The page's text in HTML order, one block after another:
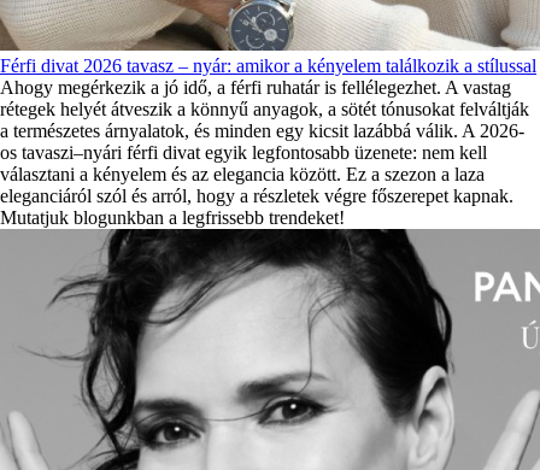
Férfi divat 2026 tavasz – nyár: amikor a kényelem találkozik a stílussal
Ahogy megérkezik a jó idő, a férfi ruhatár is fellélegezhet. A vastag
rétegek helyét átveszik a könnyű anyagok, a sötét tónusokat felváltják
a természetes árnyalatok, és minden egy kicsit lazábbá válik. A 2026-
os tavaszi–nyári férfi divat egyik legfontosabb üzenete: nem kell
választani a kényelem és az elegancia között. Ez a szezon a laza
eleganciáról szól és arról, hogy a részletek végre főszerepet kapnak.
Mutatjuk blogunkban a legfrissebb trendeket!